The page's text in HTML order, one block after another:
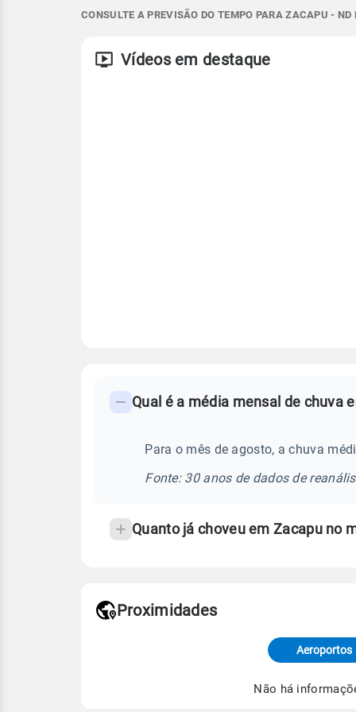
S - 4km/h
S - 8km/h
11° 20°
11°15°
Vento
Rajada de vento
CONSULTE A PREVISÃO DO TEMPO PARA ZACAPU - ND
Vídeos em destaque
frequentes
temperatura
Qual é a média mensal de chuva
Para o mês de agosto, a chuva
Fonte: 30 anos de dados de
Quanto já choveu em Zacapu no
de Tempo e Estudos Climáticos
Proximidades
Aeroportos
Não há